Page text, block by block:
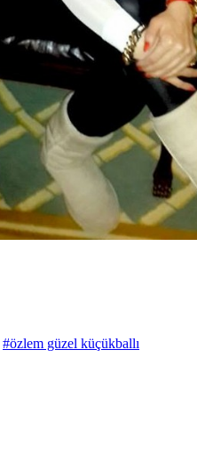
#özlem güzel küçükballı